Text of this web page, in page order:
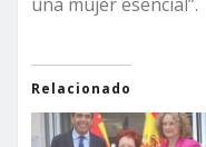
Relacionado